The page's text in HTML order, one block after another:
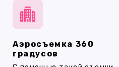
Аэросъемка 360
градусов